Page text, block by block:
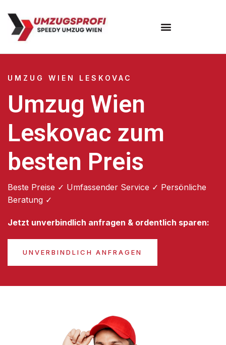
UMZUG WIEN LESKOVAC
Umzug Wien
Leskovac zum
besten Preis
Beste Preise ✓ Umfassender Service ✓ Persönliche
Beratung ✓
Jetzt unverbindlich anfragen & ordentlich sparen:
UNVERBINDLICH ANFRAGEN